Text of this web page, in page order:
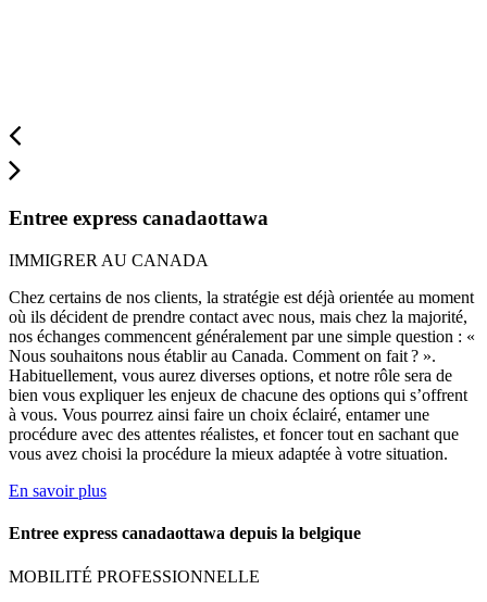
Entree express canadaottawa
IMMIGRER AU CANADA
Chez certains de nos clients, la stratégie est déjà orientée au moment
où ils décident de prendre contact avec nous, mais chez la majorité,
nos échanges commencent généralement par une simple question : «
Nous souhaitons nous établir au Canada. Comment on fait ? ».
Habituellement, vous aurez diverses options, et notre rôle sera de
bien vous expliquer les enjeux de chacune des options qui s’offrent
à vous. Vous pourrez ainsi faire un choix éclairé, entamer une
procédure avec des attentes réalistes, et foncer tout en sachant que
vous avez choisi la procédure la mieux adaptée à votre situation.
En savoir plus
Entree express canadaottawa depuis la belgique
MOBILITÉ PROFESSIONNELLE